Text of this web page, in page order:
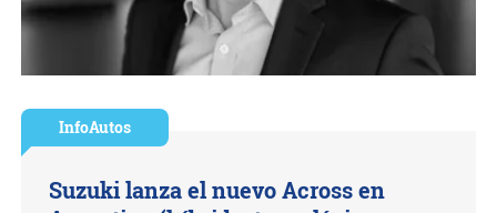
InfoAutos
Suzuki lanza el nuevo Across en